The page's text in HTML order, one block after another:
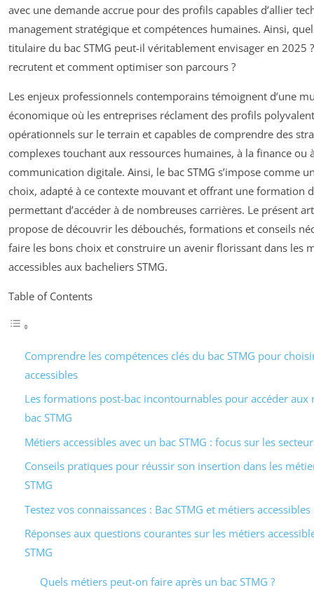
avec une demande accrue pour des profils capables d’allier
management stratégique et compétences humaines. Ainsi,
titulaire du bac STMG peut-il véritablement envisager en 2025
recrutent et comment optimiser son parcours ?
Les enjeux professionnels contemporains témoignent d’une
économique où les entreprises réclament des profils
opérationnels sur le terrain et capables de comprendre des
complexes touchant aux ressources humaines, à la finance ou
communication digitale. Ainsi, le bac STMG s’impose comme
choix, adapté à ce contexte mouvant et offrant une formation
permettant d’accéder à de nombreuses carrières. Le présent
propose de découvrir les débouchés, formations et conseils
faire les bons choix et construire un avenir florissant dans les
accessibles aux bacheliers STMG.
Table of Contents
Comprendre les compétences clés du bac STMG pour
accessibles
Les formations post-bac incontournables pour accéder aux
bac STMG
Métiers accessibles avec un bac STMG : focus sur les
Conseils pratiques pour réussir son insertion dans les
STMG
Testez vos connaissances : Bac STMG et métiers accessibles
Réponses aux questions courantes sur les métiers
STMG
Quels métiers peut-on faire après un bac STMG ?